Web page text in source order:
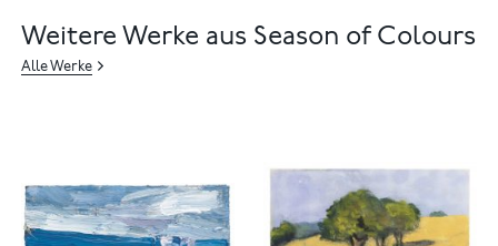
Weitere Werke aus Season of Colours
Alle Werke